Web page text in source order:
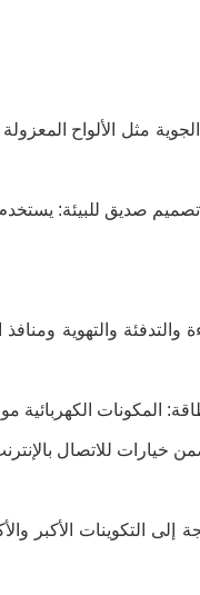
مثل الألواح المعزولة
والتهوية ومنافذ
إلى التكوينات الأكبر